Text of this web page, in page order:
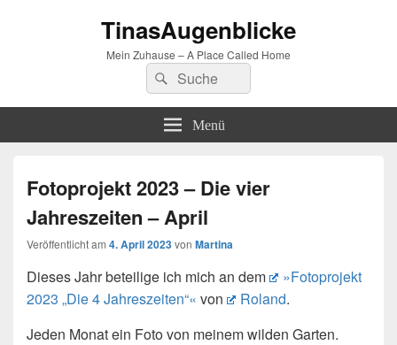
TinasAugenblicke
Mein Zuhause – A Place Called Home
Suchen
nach:
Suchen
Menü
Fotoprojekt 2023 – Die vier
Jahreszeiten – April
Veröffentlicht am 4. April 2023von Martina
Dieses Jahr beteilige ich mich an dem
»Fotoprojekt
2023 „Die 4 Jahreszeiten“« von Roland.
Jeden Monat ein Foto von meinem wilden Garten.